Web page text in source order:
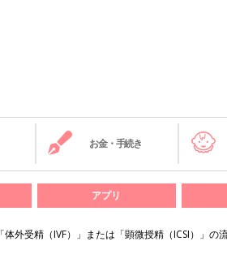
お金・手続き
アプリ
「体外受精（IVF）」または「顕微授精（ICSI）」の